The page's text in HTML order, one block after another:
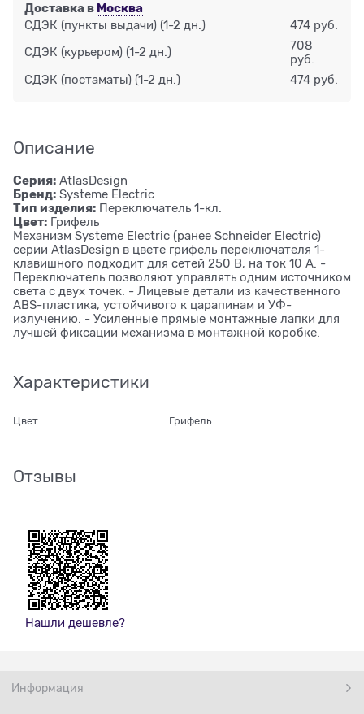
Доставка в Москва
СДЭК (пункты выдачи) (1-2 дн.) 474 руб.
СДЭК (курьером) (1-2 дн.)
708
руб.
СДЭК (постаматы) (1-2 дн.) 474 руб.
Описание
Серия: AtlasDesign
Бренд: Systeme Electric
Тип изделия: Переключатель 1-кл.
Цвет: Грифель
Механизм Systeme Electric (ранее Schneider Electric)
серии AtlasDesign в цвете грифель переключателя 1-
клавишного подходит для сетей 250 В, на ток 10 А. -
Переключатель позволяют управлять одним источником
света с двух точек. - Лицевые детали из качественного
ABS-пластика, устойчивого к царапинам и УФ-
излучению. - Усиленные прямые монтажные лапки для
лучшей фиксации механизма в монтажной коробке.
Характеристики
Цвет Грифель
Отзывы
Нашли дешевле?
Информация